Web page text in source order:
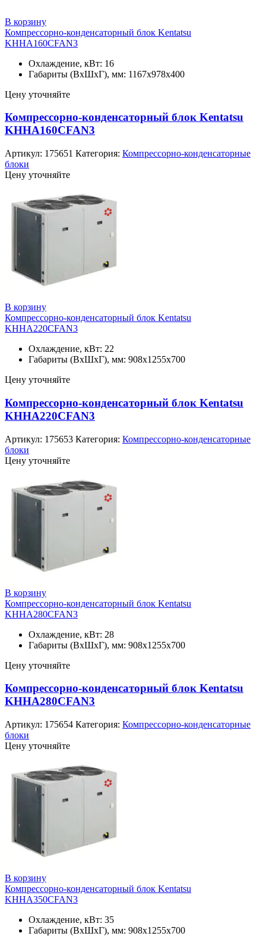
В корзину
Компрессорно-конденсаторный блок Kentatsu
KHHA160CFAN3
Охлаждение, кВт: 16
Габариты (ВхШхГ), мм: 1167x978x400
Цену уточняйте
Компрессорно-конденсаторный блок Kentatsu
KHHA160CFAN3
Артикул: 175651 Категория: Компрессорно-конденсаторные
блоки
Цену уточняйте
В корзину
Компрессорно-конденсаторный блок Kentatsu
KHHA220CFAN3
Охлаждение, кВт: 22
Габариты (ВхШхГ), мм: 908x1255x700
Цену уточняйте
Компрессорно-конденсаторный блок Kentatsu
KHHA220CFAN3
Артикул: 175653 Категория: Компрессорно-конденсаторные
блоки
Цену уточняйте
В корзину
Компрессорно-конденсаторный блок Kentatsu
KHHA280CFAN3
Охлаждение, кВт: 28
Габариты (ВхШхГ), мм: 908x1255x700
Цену уточняйте
Компрессорно-конденсаторный блок Kentatsu
KHHA280CFAN3
Артикул: 175654 Категория: Компрессорно-конденсаторные
блоки
Цену уточняйте
В корзину
Компрессорно-конденсаторный блок Kentatsu
KHHA350CFAN3
Охлаждение, кВт: 35
Габариты (ВхШхГ), мм: 908x1255x700